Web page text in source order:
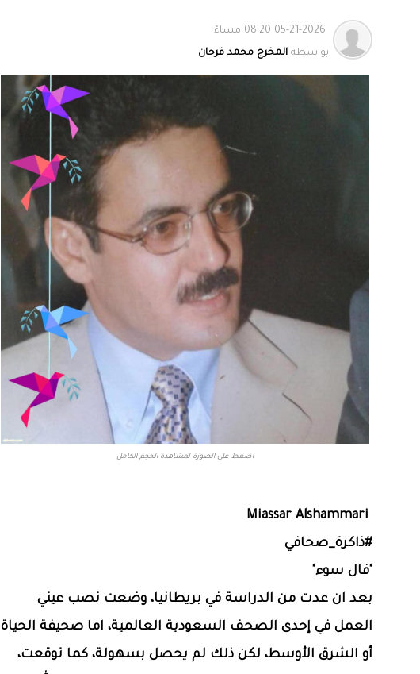
بواسطة المخرج محمد فرحان
اضغط على الصورة لمشاهدة الحجم الكامل
Miassar Alshammari
#ذاكرة_صحافي
"فال سوء"
بعد ان عدت من الدراسة في بريطانيا، وضعت نصب عيني
العمل في إحدى الصحف السعودية العالمية، اما صحيفة الحياة
أو الشرق الأوسط، لكن ذلك لم يحصل بسهولة، كما توقعت،